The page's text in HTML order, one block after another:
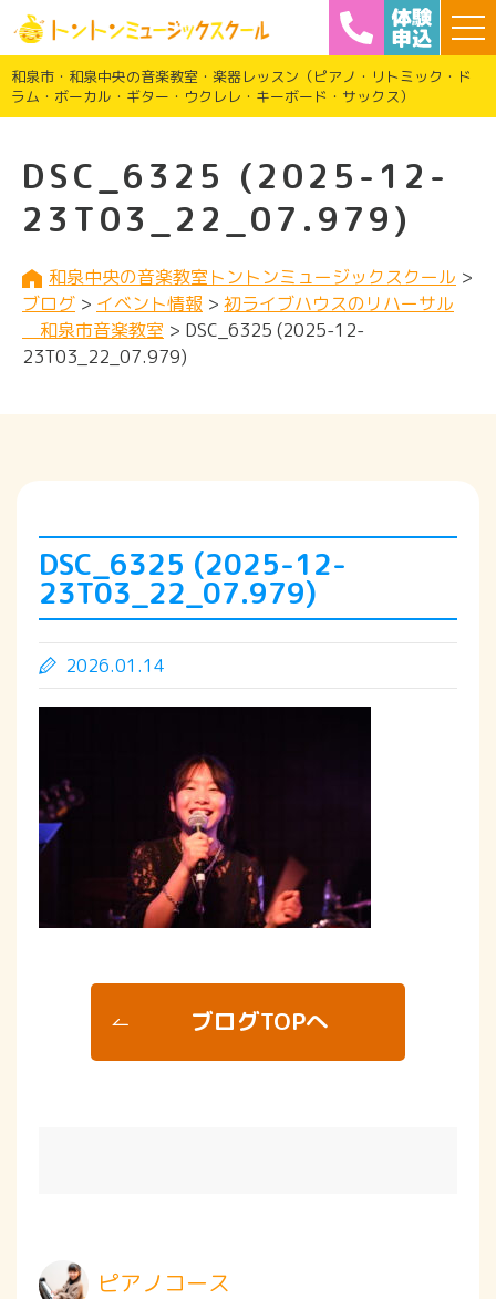
和泉市・和泉中央の音楽教室・楽器レッスン（ピアノ・リトミック・ド
ラム・ボーカル・ギター・ウクレレ・キーボード・サックス）
DSC_6325 (2025-12-
23T03_22_07.979)
和泉中央の音楽教室トントンミュージックスクール >
ブログ > イベント情報 > 初ライブハウスのリハーサル
和泉市音楽教室 > DSC_6325 (2025-12-
23T03_22_07.979)
DSC_6325 (2025-12-
23T03_22_07.979)
2026.01.14
ブログTOPへ
ピアノコース